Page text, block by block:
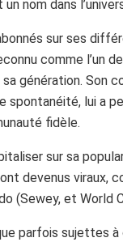
nom dans
sur ses
comme l’un
génération. Son
spontanéité, lui a
fidèle.
sur sa
devenus viraux,
(Sewey, et World
parfois sujettes à